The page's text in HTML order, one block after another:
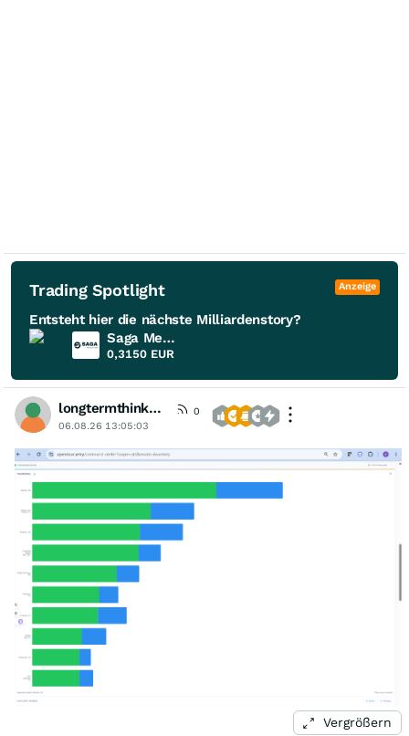
Trading Spotlight Anzeige
Entsteht hier die nächste Milliardenstory?
Saga Metals
0,3150 EUR
longtermthinker1
0
06.08.26 13:05:03
Vergrößern